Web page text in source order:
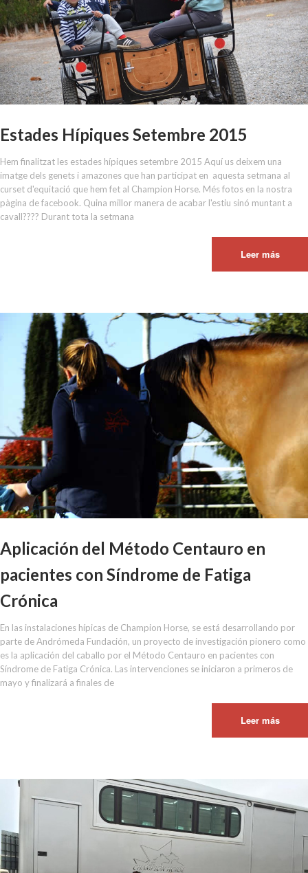
Estades Hípiques Setembre 2015
Hem finalitzat les estades hípiques setembre 2015 Aquí us deixem una
imatge dels genets i amazones que han participat en aquesta setmana al
curset d'equitació que hem fet al Champion Horse. Més fotos en la nostra
pàgina de facebook. Quina millor manera de acabar l'estiu sinó muntant a
cavall???? Durant tota la setmana
Leer más
Aplicación del Método Centauro en
pacientes con Síndrome de Fatiga
Crónica
En las instalaciones hípicas de Champion Horse, se está desarrollando por
parte de Andrómeda Fundación, un proyecto de investigación pionero como
es la aplicación del caballo por el Método Centauro en pacientes con
Síndrome de Fatiga Crónica. Las intervenciones se iniciaron a primeros de
mayo y finalizará a finales de
Leer más